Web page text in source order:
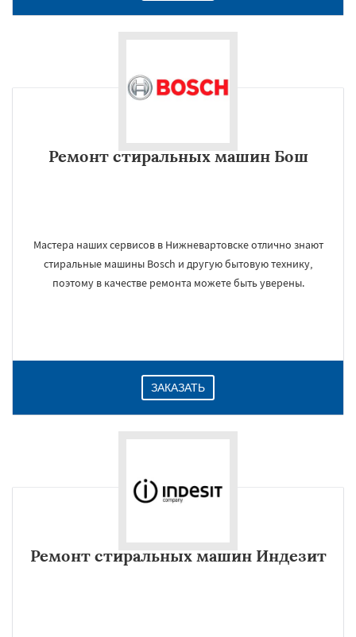
Ремонт стиральных машин Бош
Мастера наших сервисов в Нижневартовске отлично знают
стиральные машины Bosch и другую бытовую технику,
поэтому в качестве ремонта можете быть уверены.
ЗАКАЗАТЬ
Ремонт стиральных машин Индезит